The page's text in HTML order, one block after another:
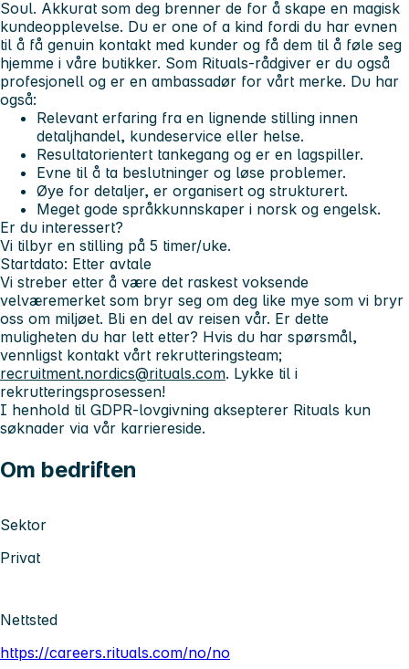
Soul. Akkurat som deg brenner de for å skape en magisk
kundeopplevelse. Du er one of a kind fordi du har evnen
til å få genuin kontakt med kunder og få dem til å føle seg
hjemme i våre butikker. Som Rituals-rådgiver er du også
profesjonell og er en ambassadør for vårt merke. Du har
også:
Relevant erfaring fra en lignende stilling innen
detaljhandel, kundeservice eller helse.
Resultatorientert tankegang og er en lagspiller.
Evne til å ta beslutninger og løse problemer.
Øye for detaljer, er organisert og strukturert.
Meget gode språkkunnskaper i norsk og engelsk.
Er du interessert?
Vi tilbyr en stilling på 5 timer/uke.
Startdato: Etter avtale
Vi streber etter å være det raskest voksende
velværemerket som bryr seg om deg like mye som vi bryr
oss om miljøet. Bli en del av reisen vår. Er dette
muligheten du har lett etter? Hvis du har spørsmål,
vennligst kontakt vårt rekrutteringsteam;
recruitment.nordics@rituals.com. Lykke til i
rekrutteringsprosessen!
I henhold til GDPR-lovgivning aksepterer Rituals kun
søknader via vår karriereside.
Om bedriften
Sektor
Privat
Nettsted
https://careers.rituals.com/no/no